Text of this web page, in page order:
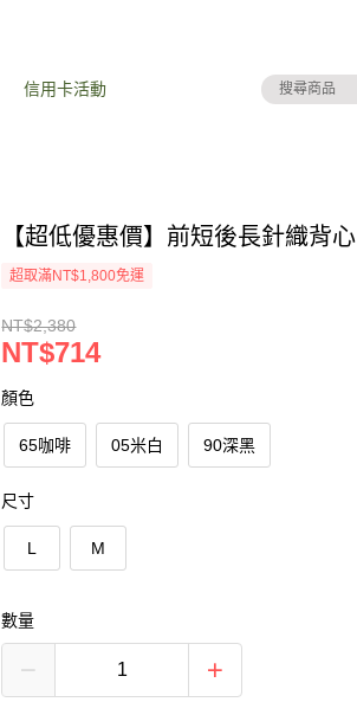
信用卡活動
【超低優惠價】前短後長針織背心
超取滿NT$1,800免運
NT$2,380
NT$714
顏色
65咖啡 05米白 90深黑
尺寸
L M
數量